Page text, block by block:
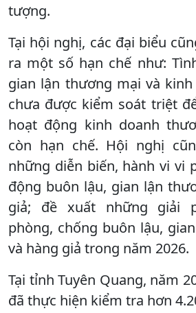
tượng.
Tại hội nghị, các đại biểu
ra một số hạn chế như:
gian lận thương mại và
chưa được kiểm soát triệt
hoạt động kinh doanh
còn hạn chế. Hội nghị
những diễn biến, hành vi vi
động buôn lậu, gian lận
giả; đề xuất những giải
phòng, chống buôn lậu,
và hàng giả trong năm 2026.
Tại tỉnh Tuyên Quang, năm
đã thực hiện kiểm tra hơn